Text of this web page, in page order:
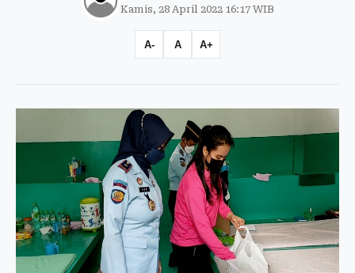
Kamis, 28 April 2022 16:17 WIB
A- A A+